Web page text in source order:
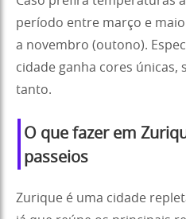
período entre março e
a novembro (outono).
cidade ganha cores únicas,
tanto.
O que fazer em
passeios
Zurique é uma cidade